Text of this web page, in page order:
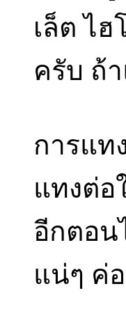
เล็ต ไ
ครับ ถ้
การแท
แทงต่อ
อีกตอน
แน่ๆ ค่